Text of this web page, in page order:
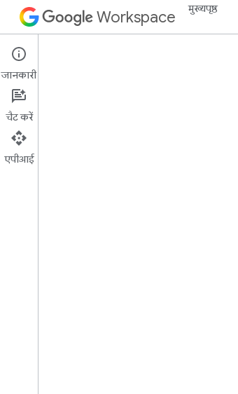
Workspace मुख्यपृष्ठ
Apps Script
खास जानकारी
जानकारी
चैट करें
एपीआई